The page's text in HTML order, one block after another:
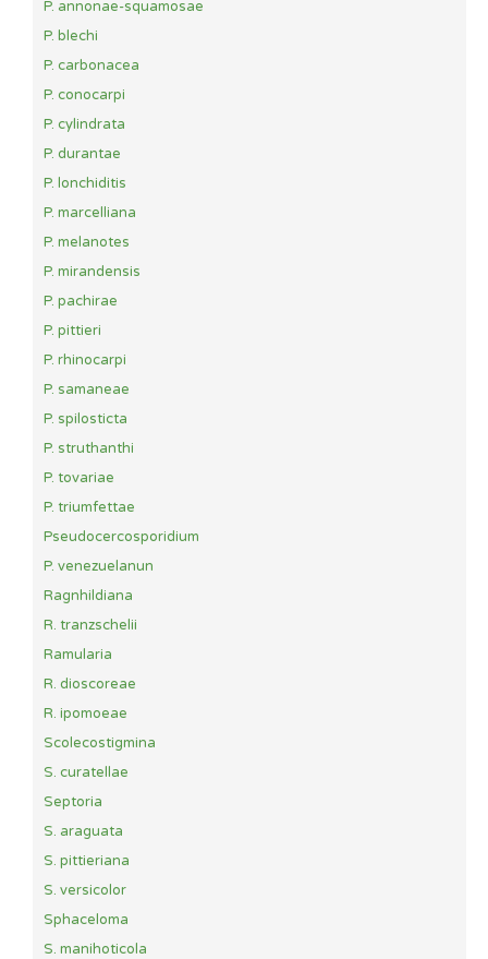
P. annonae-squamosae
P. blechi
P. carbonacea
P. conocarpi
P. cylindrata
P. durantae
P. lonchiditis
P. marcelliana
P. melanotes
P. mirandensis
P. pachirae
P. pittieri
P. rhinocarpi
P. samaneae
P. spilosticta
P. struthanthi
P. tovariae
P. triumfettae
Pseudocercosporidium
P. venezuelanun
Ragnhildiana
R. tranzschelii
Ramularia
R. dioscoreae
R. ipomoeae
Scolecostigmina
S. curatellae
Septoria
S. araguata
S. pittieriana
S. versicolor
Sphaceloma
S. manihoticola